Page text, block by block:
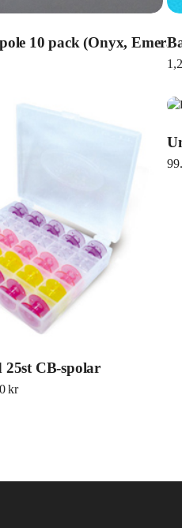
10 pack (Onyx,
25st CB-spolar
priset var: 267.00 kr.
krDet nuvarande priset är: 140.00 kr.